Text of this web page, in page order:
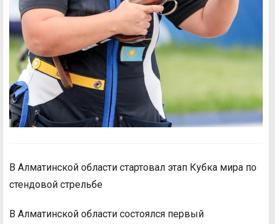
В Алматинской области стартовал этап Кубка мира по
стендовой стрельбе
В Алматинской области состоялся первый